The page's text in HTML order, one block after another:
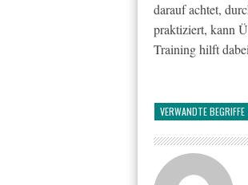
darauf achtet,
praktiziert, kann
Training hilft
VERWANDTE BEGRIFFE